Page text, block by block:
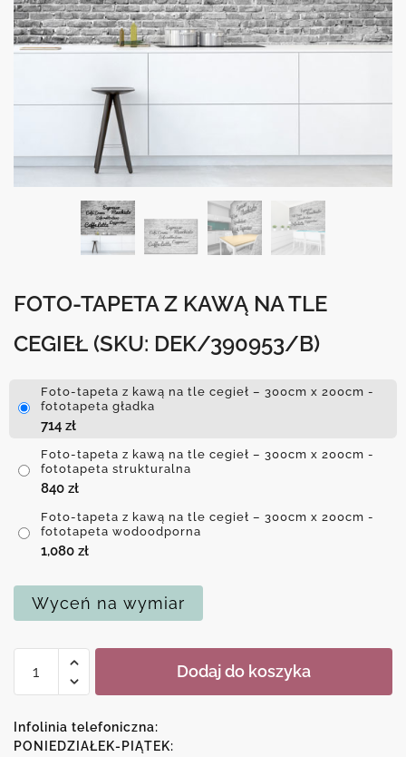
FOTO-TAPETA Z KAWĄ NA TLE
CEGIEŁ (SKU: DEK/390953/B)
Foto-tapeta z kawą na tle cegieł – 300cm x 200cm -
fototapeta gładka
714 zł
Foto-tapeta z kawą na tle cegieł – 300cm x 200cm -
fototapeta strukturalna
840 zł
Foto-tapeta z kawą na tle cegieł – 300cm x 200cm -
fototapeta wodoodporna
1,080 zł
Wyceń na wymiar
Foto-
z
kawą
Dodaj do koszyka
Infolinia telefoniczna:
PONIEDZIAŁEK-PIĄTEK: